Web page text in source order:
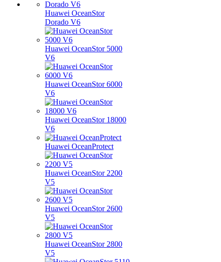
Huawei OceanStor
Dorado V6
Huawei OceanStor 5000
V6
Huawei OceanStor 6000
V6
Huawei OceanStor 18000
V6
Huawei OceanProtect
Huawei OceanStor 2200
V5
Huawei OceanStor 2600
V5
Huawei OceanStor 2800
V5